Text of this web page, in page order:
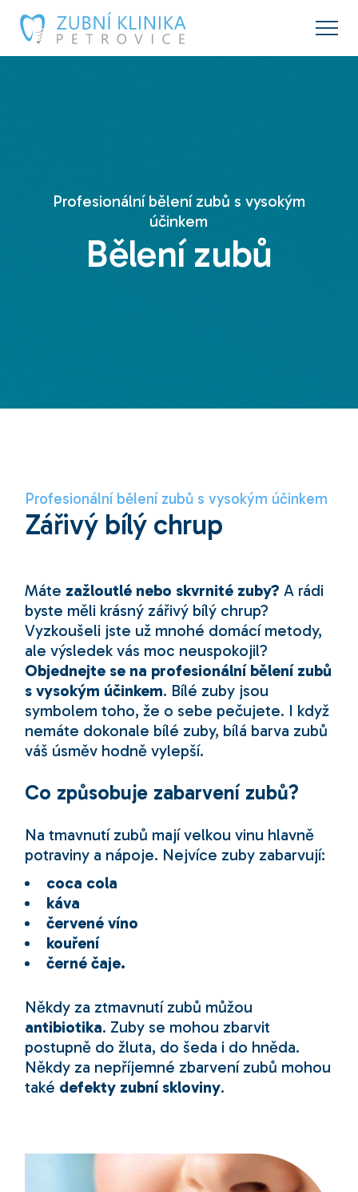
Profesionální bělení zubů s vysokým
účinkem
Bělení zubů
Profesionální bělení zubů s vysokým účinkem
Zářivý bílý chrup
Máte zažloutlé nebo skvrnité zuby? A rádi
byste měli krásný zářivý bílý chrup?
Vyzkoušeli jste už mnohé domácí metody,
ale výsledek vás moc neuspokojil?
Objednejte se na profesionální bělení zubů
s vysokým účinkem. Bílé zuby jsou
symbolem toho, že o sebe pečujete. I když
nemáte dokonale bílé zuby, bílá barva zubů
váš úsměv hodně vylepší.
Co způsobuje zabarvení zubů?
Na tmavnutí zubů mají velkou vinu hlavně
potraviny a nápoje. Nejvíce zuby zabarvují:
coca cola
káva
červené víno
kouření
černé čaje.
Někdy za ztmavnutí zubů můžou
antibiotika. Zuby se mohou zbarvit
postupně do žluta, do šeda i do hněda.
Někdy za nepříjemné zbarvení zubů mohou
také defekty zubní skloviny.